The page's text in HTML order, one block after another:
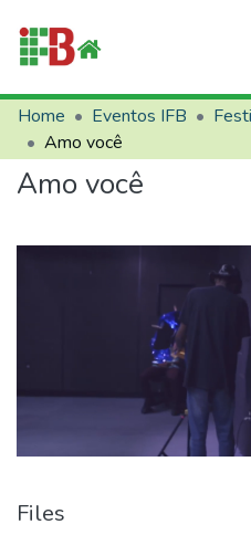
Communities & Collections
All of RIIFB
Manuals and Terms
About RIIFB
Home Eventos IFB
Amo você
Amo você
Files